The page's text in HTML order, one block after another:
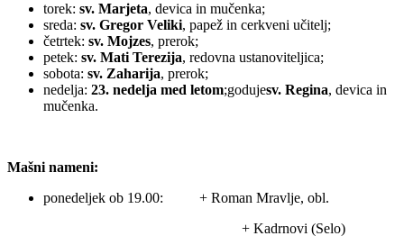
torek: sv. Marjeta, devica in mučenka;
sreda: sv. Gregor Veliki, papež in cerkveni učitelj;
četrtek: sv. Mojzes, prerok;
petek: sv. Mati Terezija, redovna ustanoviteljica;
sobota: sv. Zaharija, prerok;
nedelja: 23. nedelja med letom;godujesv. Regina, devica in
mučenka.
Mašni nameni:
ponedeljek ob 19.00: + Roman Mravlje, obl.
+ Kadrnovi (Selo)